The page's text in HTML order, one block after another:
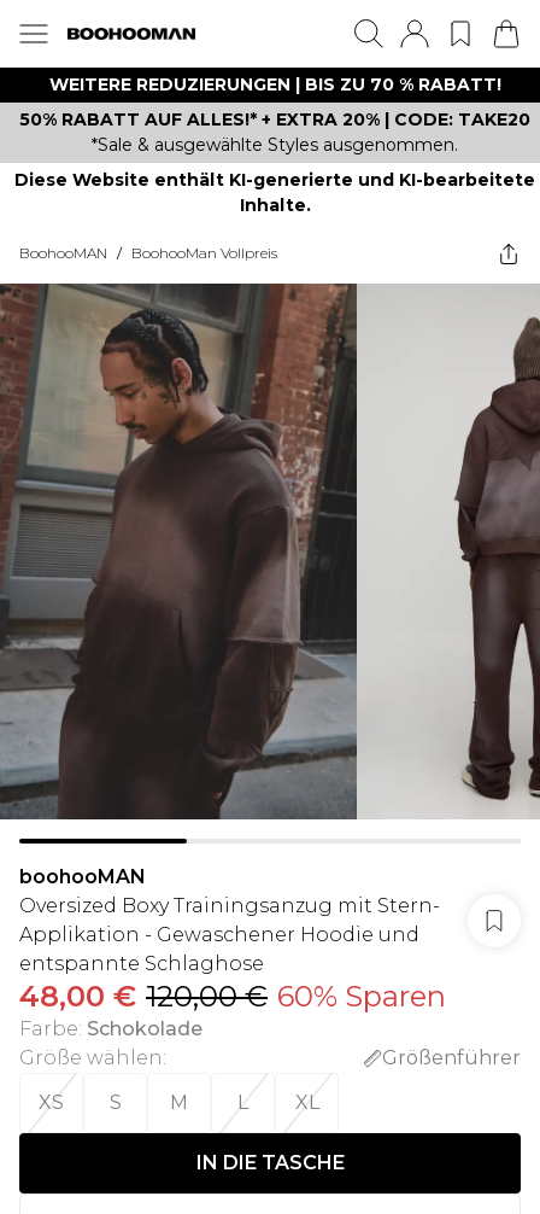
WEITERE REDUZIERUNGEN | BIS ZU 70 % RABATT!
50% RABATT AUF ALLES!* + EXTRA 20% | CODE: TAKE20
*Sale & ausgewählte Styles ausgenommen.
Diese Website enthält KI-generierte und KI-bearbeitete
Inhalte.
BoohooMAN / BoohooMan Vollpreis
boohooMAN
Oversized Boxy Trainingsanzug mit Stern-
Applikation - Gewaschener Hoodie und
entspannte Schlaghose
48,00 € 120,00 € 60% Sparen
Farbe: Schokolade
Größe wählen:
Größenführer
XS
S M L XL
IN DIE TASCHE